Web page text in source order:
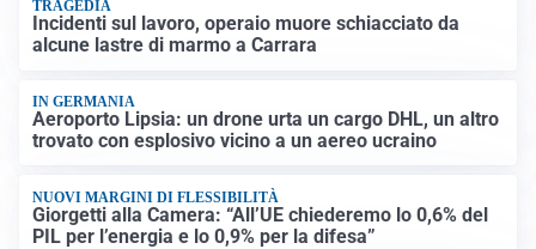
TRAGEDIA
Incidenti sul lavoro, operaio muore schiacciato da
alcune lastre di marmo a Carrara
IN GERMANIA
Aeroporto Lipsia: un drone urta un cargo DHL, un altro
trovato con esplosivo vicino a un aereo ucraino
NUOVI MARGINI DI FLESSIBILITÀ
Giorgetti alla Camera: “All’UE chiederemo lo 0,6% del
PIL per l’energia e lo 0,9% per la difesa”